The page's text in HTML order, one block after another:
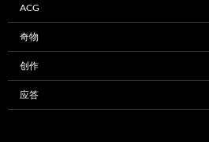
ACG
奇物
创作
应答